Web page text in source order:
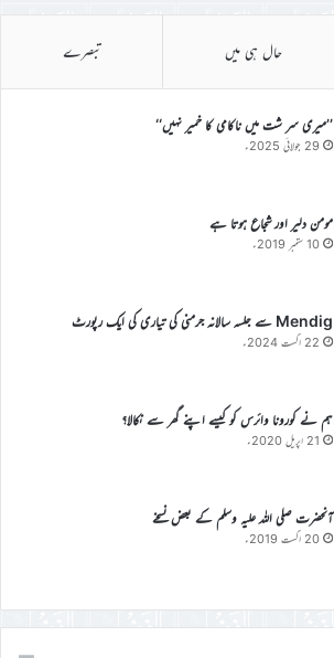
حال ہی میں تبصرے
’’میری سر شت میں ناکامی کا خمیر نہیں‘‘
29 جولائی 2025ء
مومن دلیر اور شجاع ہوتا ہے
10 ستمبر 2019ء
Mendig سے جلسہ سالانہ جرمنی کی تیاری کی ایک رپورٹ
22 اگست 2024ء
ہم نے کورونا وائرس کو کیسے اپنے گھر سے نکالا؟
21 اپریل 2020ء
آنحضرت صلی اللہ علیہ وسلم کے بعض نسخے
20 اگست 2019ء